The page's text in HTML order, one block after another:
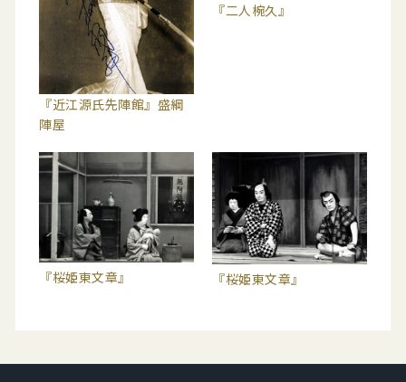
『近江源氏先陣館』盛綱
陣屋
『二人椀久』
『桜姫東文章』 『桜姫東文章』